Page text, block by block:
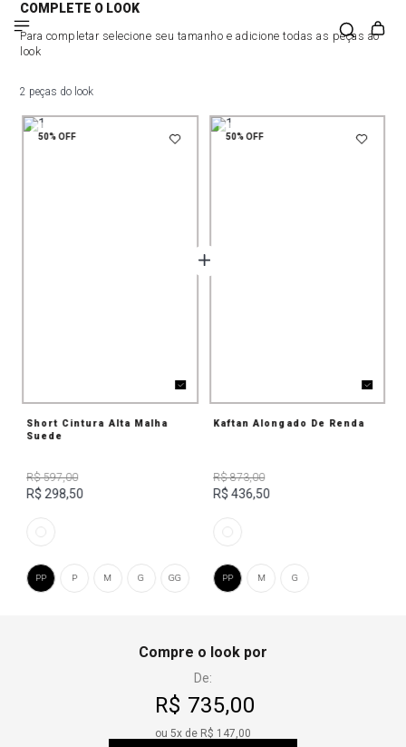
COMPLETE O LOOK
Para completar selecione seu tamanho e adicione todas as peças ao
look
2 peças do look
50%OFF
Short Cintura Alta Malha
Suede
R$ 597,00
R$ 298,50
G GG
M
P
PP
50%OFF
Kaftan Alongado De Renda
R$ 873,00
R$ 436,50
G
M
PP
Compre o look por
De:
R$ 735,00
ou 5x de R$ 147,00